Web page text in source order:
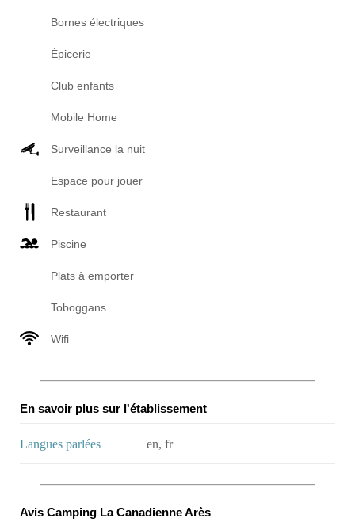
Bornes électriques
Épicerie
Club enfants
Mobile Home
Surveillance la nuit
Espace pour jouer
Restaurant
Piscine
Plats à emporter
Toboggans
Wifi
En savoir plus sur l'établissement
Langues parlées en, fr
Avis Camping La Canadienne Arès